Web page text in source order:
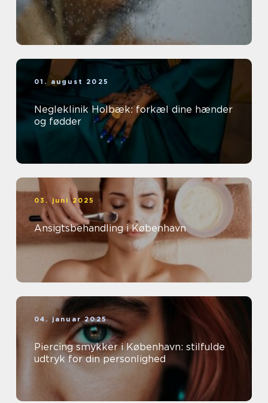
01. august 2025
Negleklinik Holbæk: forkæl dine hænder
og fødder
03. juni 2025
Ansigtsbehandling i København
04. januar 2025
Piercing smykker i København: stilfulde
udtryk for din personlighed